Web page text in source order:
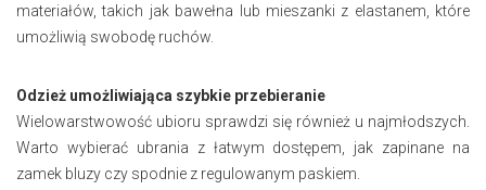
materiałów, takich jak bawełna lub mieszanki z elastanem, które
umożliwią swobodę ruchów.
Odzież umożliwiająca szybkie przebieranie
Wielowarstwowość ubioru sprawdzi się również u najmłodszych.
Warto wybierać ubrania z łatwym dostępem, jak zapinane na
zamek bluzy czy spodnie z regulowanym paskiem.